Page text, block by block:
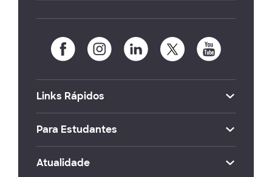
Links Rápidos
Para Estudantes
Atualidade